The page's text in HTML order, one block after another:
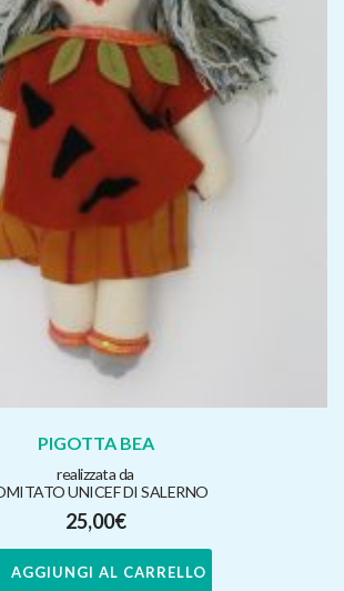
PIGOTTA BEA
realizzata da
UNICEF DI SALERNO
25,00€
AGGIUNGI AL CARRELLO